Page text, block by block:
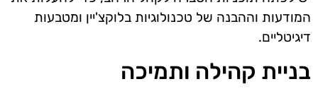
המודעות וההבנה של טכנולוגיות בלוקצ'יין ומטבעות
דיגיטליים.
בניית קהילה ותמיכה